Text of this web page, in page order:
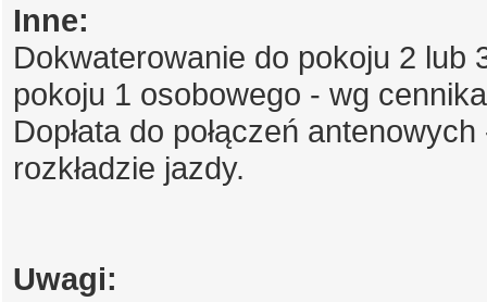
Inne:
Dokwaterowanie do pokoju 2 lub
pokoju 1 osobowego - wg
Dopłata do połączeń
rozkładzie jazdy.
Uwagi: